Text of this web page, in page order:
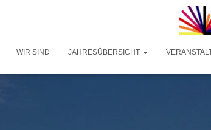
WIR SIND JAHRESÜBERSICHT